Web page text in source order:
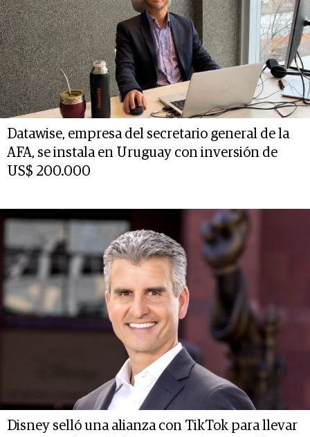
Datawise, empresa del secretario general de la
AFA, se instala en Uruguay con inversión de
US$ 200.000
Disney selló una alianza con TikTok para llevar